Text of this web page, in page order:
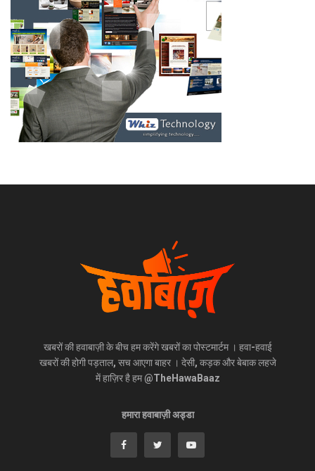
खबरों की हवाबाज़ी के बीच हम करेंगे खबरों का पोस्टमार्टम । हवा-हवाई
खबरों की होगी पड़ताल, सच आएगा बाहर । देसी, कड़क और बेबाक लहजे
में हाज़िर है हम @TheHawaBaaz
हमारा हवाबाज़ी अड्डा